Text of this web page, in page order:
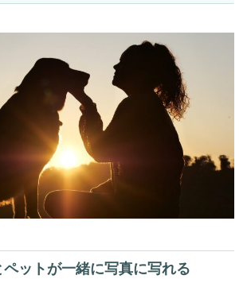
ペットが一緒に写真に写れる